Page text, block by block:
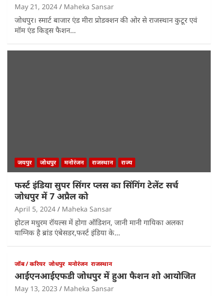
May 21, 2024 Maheka Sansar
जोधपुर। स्मार्ट बाजार एंड मीरा प्रोडक्शन की ओर से राजस्थान कुटूर एवं
मॉम एंड किड्स फैशन…
जयपुर जोधपुर मनोरंजन राजस्थान राज्य
फर्स्ट इंडिया सुपर सिंगर प्लस का सिंगिंग टेलेंट सर्च
जोधपुर में 7 अप्रैल को
April 5, 2024 Maheka Sansar
होटल मधुरम रॉयल्स में होगा ऑडिशन, जानी मानी गायिका अलका
याग्निक है ब्रांड एंबेसडर,फर्स्ट इंडिया के…
जॉब / करियर जोधपुर मनोरंजन राजस्थान
आईएनआईएफडी जोधपुर में हुआ फैशन शो आयोजित
May 13, 2023 Maheka Sansar